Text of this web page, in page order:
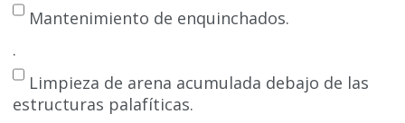
Mantenimiento de enquinchados.
.
Limpieza de arena acumulada debajo de las
estructuras palafíticas.